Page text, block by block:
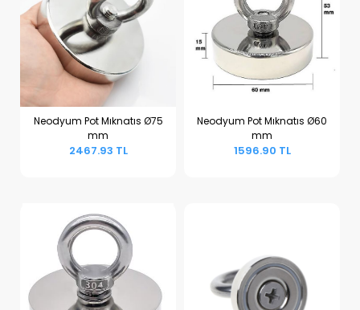
Sepete Ekle
Neodyum Pot Mıknatıs Ø75
mm
2467.93 TL
Sepete Ekle
Neodyum Pot Mıknatıs Ø60
mm
1596.90 TL